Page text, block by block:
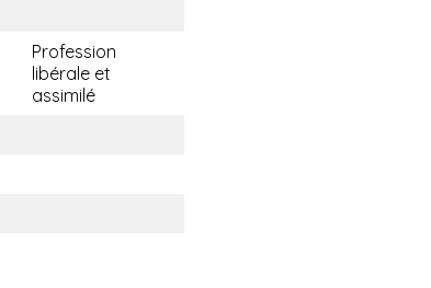
Profession
libérale et
assimilé